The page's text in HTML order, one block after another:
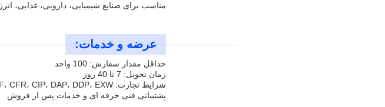
مناسب برای صنایع شیمیایی، دارویی، غذایی،
عرضه و خدمات:
حداقل مقدار سفارش: 100 واحد
زمان تحویل: 7 تا 40 روز
شرایط تجارت: FOB، CIF، CFR، CIP، DAP، DDP، EXW
پشتیبانی فنی حرفه ای و خدمات پس از فروش